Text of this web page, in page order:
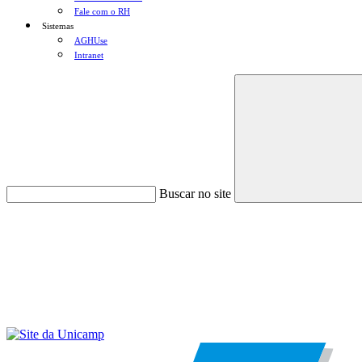
Fale com o RH
Sistemas
AGHUse
Intranet
Buscar no site